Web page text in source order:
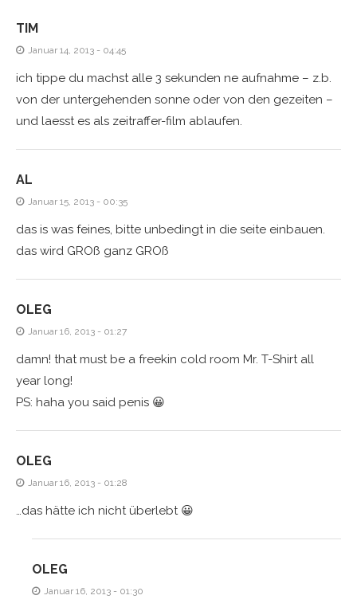
TIM
Januar 14, 2013 - 04:45
ich tippe du machst alle 3 sekunden ne aufnahme – z.b.
von der untergehenden sonne oder von den gezeiten –
und laesst es als zeitraffer-film ablaufen.
AL
Januar 15, 2013 - 00:35
das is was feines, bitte unbedingt in die seite einbauen.
das wird GROß ganz GROß
OLEG
Januar 16, 2013 - 01:27
damn! that must be a freekin cold room Mr. T-Shirt all
year long!
PS: haha you said penis 😀
OLEG
Januar 16, 2013 - 01:28
…das hätte ich nicht überlebt 😀
OLEG
Januar 16, 2013 - 01:30